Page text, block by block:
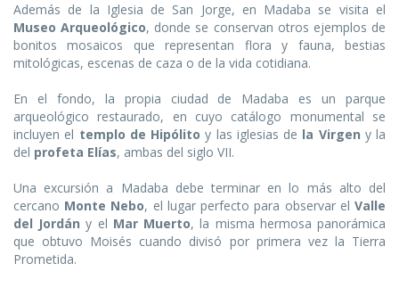
Además de la Iglesia de San Jorge, en Madaba se visita el
Museo Arqueológico, donde se conservan otros ejemplos de
bonitos mosaicos que representan flora y fauna, bestias
mitológicas, escenas de caza o de la vida cotidiana.
En el fondo, la propia ciudad de Madaba es un parque
arqueológico restaurado, en cuyo catálogo monumental se
incluyen el templo de Hipólito y las iglesias de la Virgen y la
del profeta Elías, ambas del siglo VII.
Una excursión a Madaba debe terminar en lo más alto del
cercano Monte Nebo, el lugar perfecto para observar elValle
del Jordán y el Mar Muerto, la misma hermosa panorámica
que obtuvo Moisés cuando divisó por primera vez la Tierra
Prometida.